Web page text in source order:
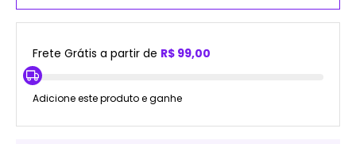
Frete Grátis a partir de R$ 99,00
Adicione este produto e ganhe